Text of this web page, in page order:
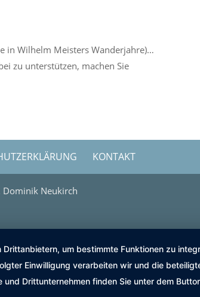
in Wilhelm Meisters Wanderjahre)…
zu unterstützen, machen Sie
KONTAKT
Neukirch
um bestimmte Funktionen zu
Einwilligung verarbeiten wir und die
Drittunternehmen finden Sie unter dem